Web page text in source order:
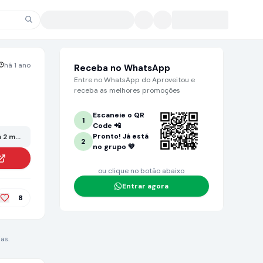
há 1 ano
meses ou mais. Grande chance de não estar mais no valor anunciado!
8
Receba no WhatsApp
Entre no WhatsApp do Aproveitou e
receba as melhores promoções
1
Escaneie o QR
Code 📲
2
Pronto! Já está
no grupo 💚
ou clique no botão abaixo
Entrar agora